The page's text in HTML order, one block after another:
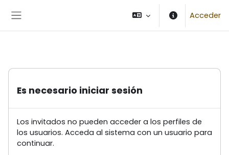
Acceder
Es necesario iniciar sesión
Los invitados no pueden acceder a los perfiles de
los usuarios. Acceda al sistema con un usuario para
continuar.